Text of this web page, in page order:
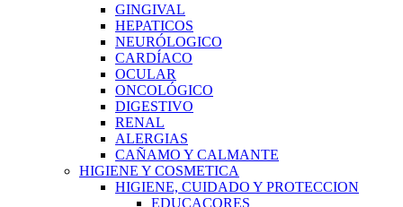
GINGIVAL
HEPATICOS
NEURÓLOGICO
CARDÍACO
OCULAR
ONCOLÓGICO
DIGESTIVO
RENAL
ALERGIAS
CAÑAMO Y CALMANTE
HIGIENE Y COSMETICA
HIGIENE, CUIDADO Y PROTECCION
EDUCACORES